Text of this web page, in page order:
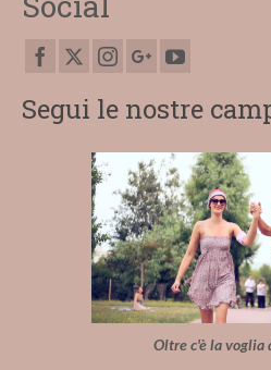
Segui le nostre
Oltre c'è la voglia